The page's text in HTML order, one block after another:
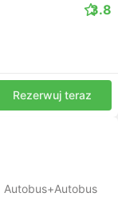
3.8
Rezerwuj teraz
Autobus+Autobus